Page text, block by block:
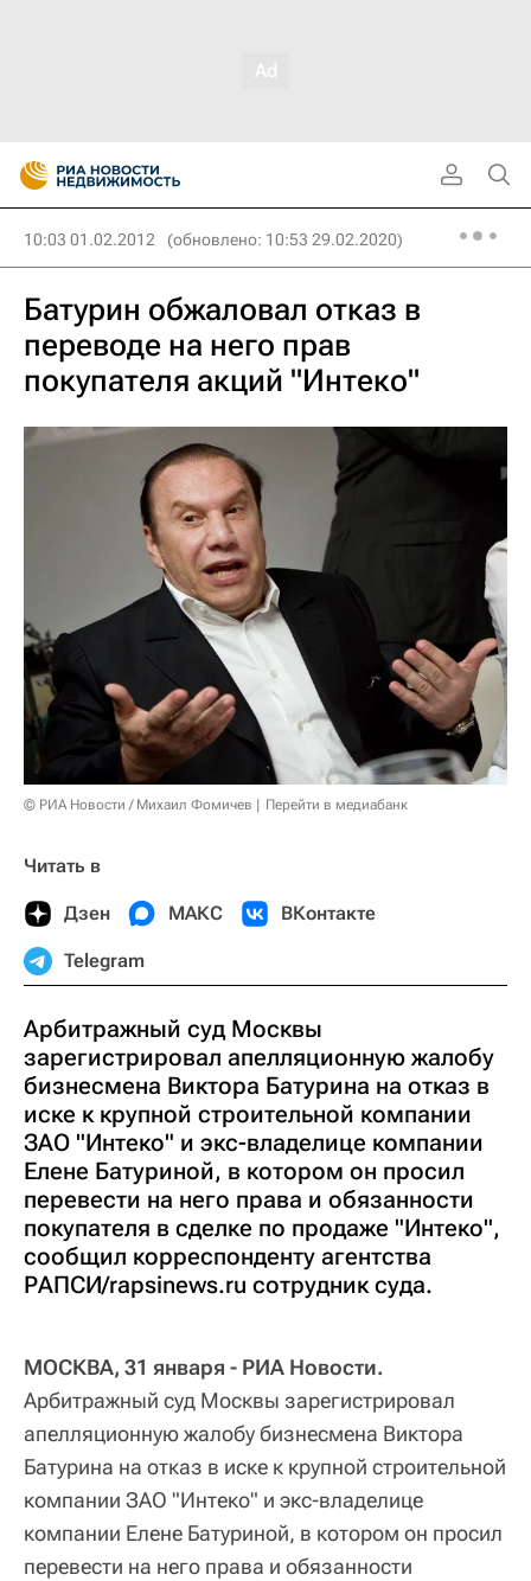
10:03 01.02.2012 (обновлено: 10:53 29.02.2020)
Батурин обжаловал отказ в
переводе на него прав
покупателя акций "Интеко"
© РИА Новости / Михаил Фомичев Перейти в медиабанк
Читать в
Дзен МАКС ВКонтакте
Telegram
Арбитражный суд Москвы
зарегистрировал апелляционную жалобу
бизнесмена Виктора Батурина на отказ в
иске к крупной строительной компании
ЗАО "Интеко" и экс-владелице компании
Елене Батуриной, в котором он просил
перевести на него права и обязанности
покупателя в сделке по продаже "Интеко",
сообщил корреспонденту агентства
РАПСИ/rapsinews.ru сотрудник суда.
МОСКВА, 31 января - РИА Новости.
Арбитражный суд Москвы зарегистрировал
апелляционную жалобу бизнесмена Виктора
Батурина на отказ в иске к крупной строительной
компании ЗАО "Интеко" и экс-владелице
компании Елене Батуриной, в котором он просил
перевести на него права и обязанности